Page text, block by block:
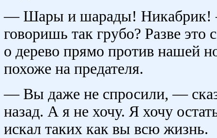
— Шары и шарады! Никабрик!
говоришь так грубо? Разве это
о дерево прямо против нашей
похоже на предателя.
— Вы даже не спросили, —
назад. А я не хочу. Я хочу
искал таких как вы всю жизнь.